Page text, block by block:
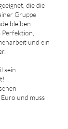
die die
Gruppe
bleiben
und ein
sein.
und muss